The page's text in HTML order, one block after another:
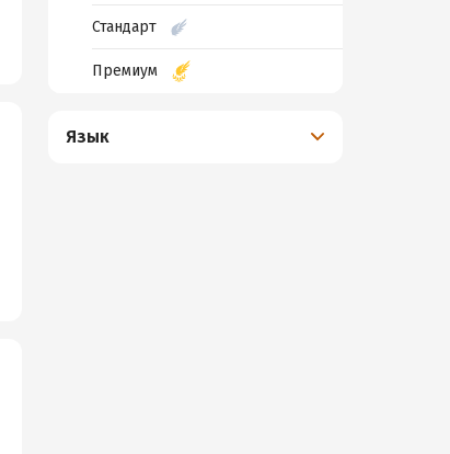
Стандарт
Премиум
Язык